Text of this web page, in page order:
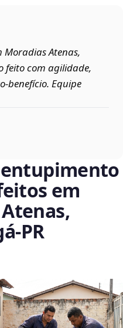
Moradias Atenas,
feito com agilidade,
benefício. Equipe
em